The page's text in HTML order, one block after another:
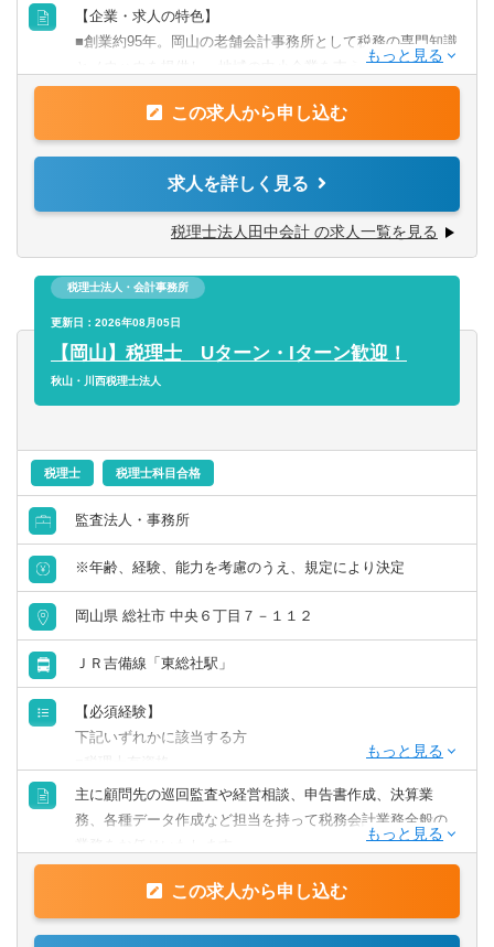
群。
分からないことがあれば、いつでも気軽に相談できる環境
が整っています。
■税理士試験科目合格者の方
■税理士資格取得を目指し勉強中の方
【当社について】
◆所内では日々相談や報告ができる環境作りに取り組んで
います。
また、毎月の会議による情報交換、内部での研修会、研究
発表会などに取り組み、成長の機会を提供しています。
◆創業100周年に向けて中核を担う人材を採用したいと考え
◆現所長は3代目。地元岡山県に根付いた老舗の会計税務事
務所です。
【企業・求人の特色】
■創業約95年。岡山の老舗会計事務所として税務の専門知識
とノウハウを提供し、地域の中小企業を支えています。
■岡山県のなかでも大規模の事務所にて税理士補助業務に携
わっていただきます。
■会計税務事務所において、税務書類や決算書類の作成業
務、会計に関する帳簿等の作成業務、税務や財務のコンサ
ルティング業務などの税理士補助業務をお任せいたしま
◎経験や適性に応じて税務もしくは業務グループへの配属
となります。
◎知識・経験豊富なプロフェッショナルが働く姿に間近で
接することで、仕事を通して成長できることが可能です。
この求人から申し込む
求人を詳しく見る
税理士法人田中会計 の求人一覧を見る
税理士法人・会計事務所
更新日：2026年08月05日
【岡山】税理士 Uターン・Iターン歓迎！
秋山・川西税理士法人
税理士 税理士科目合格
監査法人・事務所
※年齢、経験、能力を考慮のうえ、規定により決定
岡山県 総社市 中央６丁目７－１１２
ＪＲ吉備線「東総社駅」
【必須経験】
下記いずれかに該当する方
■税理士科目3科目以上の合格を持ち、税理士事務所でのご
経験がある
【歓迎要件】
・税理士として社内のマネジメントの経験
主に顧問先の巡回監査や経営相談、申告書作成、決算業
務、各種データ作成など担当を持って税務会計業務全般の
【クライアント】
業種は幅広く対応しており、法人が約7～8割となってお
この求人から申し込む